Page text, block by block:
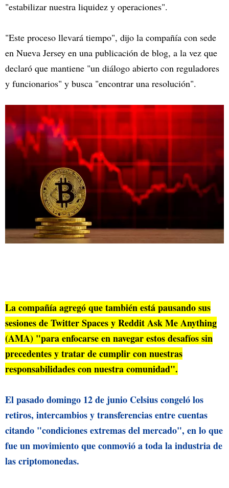
"estabilizar nuestra liquidez y operaciones".
"Este proceso llevará tiempo", dijo la compañía con sede
en Nueva Jersey en una publicación de blog, a la vez que
declaró que mantiene "un diálogo abierto con reguladores
y funcionarios" y busca "encontrar una resolución".
La compañía agregó que también está pausando sus
sesiones de Twitter Spaces y Reddit Ask Me Anything
(AMA) "para enfocarse en navegar estos desafíos sin
precedentes y tratar de cumplir con nuestras
responsabilidades con nuestra comunidad".
El pasado domingo 12 de junio Celsius congeló los
retiros, intercambios y transferencias entre cuentas
citando "condiciones extremas del mercado", en lo que
fue un movimiento que conmovió a toda la industria de
las criptomonedas.